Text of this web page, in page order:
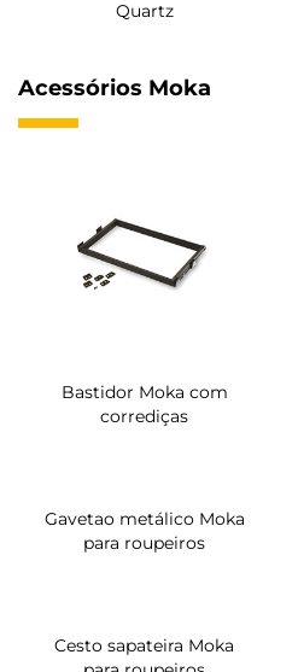
Quartz
Acessórios Moka
Bastidor Moka com
corrediças